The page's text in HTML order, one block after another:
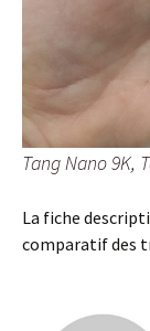
Tang Nano 9K,
La fiche
comparatif des